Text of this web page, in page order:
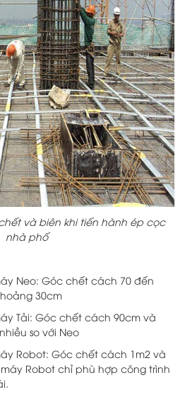
và biên khi tiến hành ép cọc
nhà phố
Neo: Góc chết cách 70 đến
30cm
Tải: Góc chết cách 90cm và
so với Neo
Robot: Góc chết cách 1m2 và
Robot chỉ phù hợp công trình